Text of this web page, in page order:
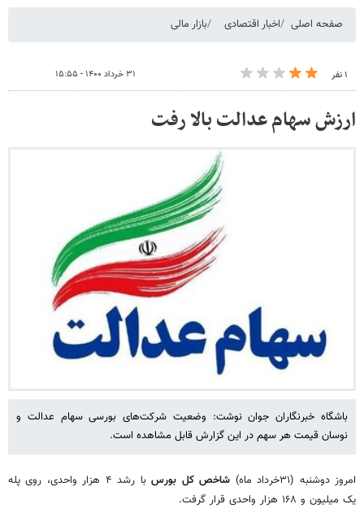
صفحه اصلی اخبار اقتصادی بازار مالی
۱ نفر ۳۱ خرداد ۱۴۰۰ - ۱۵:۵۵
ارزش سهام عدالت بالا رفت
باشگاه خبرنگاران جوان نوشت: وضعیت شرکت‌های بورسی سهام عدالت و
نوسان قیمت هر سهم در این گزارش قابل مشاهده است.
امروز دوشنبه (۳۱خرداد ماه) شاخص کل بورس
با رشد ۴ هزار واحدی، روی پله
یک میلیون و ۱۶۸ هزار واحدی قرار گرفت.